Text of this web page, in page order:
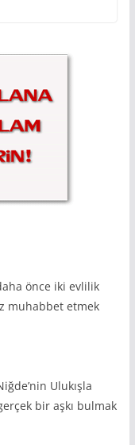
önce iki evlilik
muhabbet etmek
Ulukışla
bir aşkı bulmak